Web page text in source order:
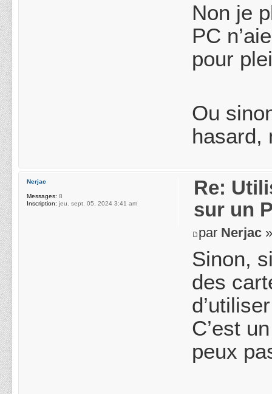
Non je
PC
pour
Ou
hasard,
Re:
sur un
par Nerjac
Sinon,
des
C’est
peux
Nerjac
Messages: 8
Inscription: jeu. sept. 05, 2024 3:41 am